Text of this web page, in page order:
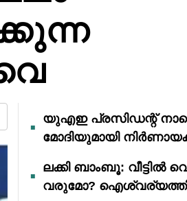
യുഎഇ പ്രസിഡന്റ്
മോദിയുമായി
ലക്കി ബാംബൂ: വീട്ടിൽ
വരുമോ?